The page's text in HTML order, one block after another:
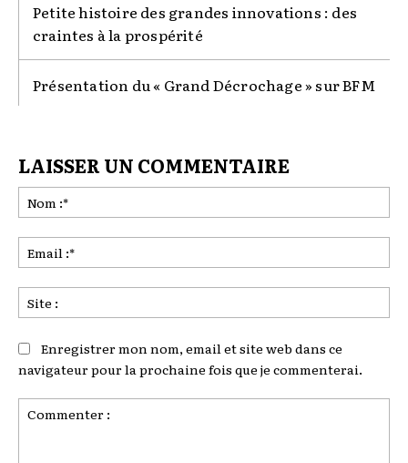
Petite histoire des grandes innovations : des
craintes à la prospérité
Présentation du « Grand Décrochage » sur BFM
LAISSER UN COMMENTAIRE
:*
:*
:
Enregistrer mon nom, email et site web dans ce
navigateur pour la prochaine fois que je commenterai.